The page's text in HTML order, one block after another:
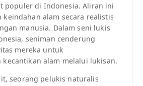
populer di Indonesia. Aliran ini
keindahan alam secara realistis
manusia. Dalam seni lukis
seniman cenderung
mereka untuk
kecantikan alam melalui lukisan.
seorang pelukis naturalis